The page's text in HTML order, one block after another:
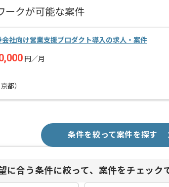
ークが可能な案件
会社向け営業支援プロダクト導入の求人・案件
円／月
都）
条件を絞って案件を探す
に合う条件に絞って、案件をチェック